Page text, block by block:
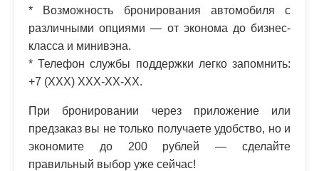
* Возможность бронирования автомобиля с
различными опциями — от эконома до бизнес-
класса и минивэна.
* Телефон службы поддержки легко запомнить:
+7 (XXX) XXX-XX-XX.
При бронировании через приложение или
предзаказ вы не только получаете удобство, но и
экономите до 200 рублей — сделайте
правильный выбор уже сейчас!